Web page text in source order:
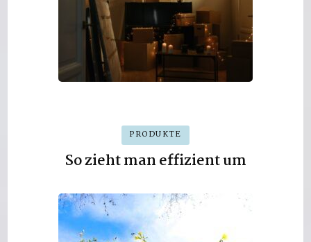
PRODUKTE
So zieht man effizient um